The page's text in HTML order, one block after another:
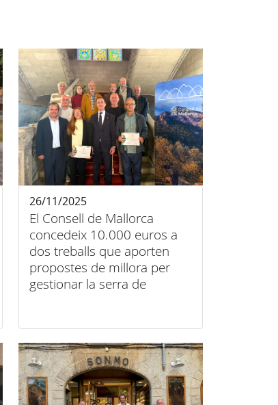
El Consell de Mallorca
concedeix 10.000 euros a
dos treballs que aporten
propostes de millora per
gestionar la serra de
26/11/2025